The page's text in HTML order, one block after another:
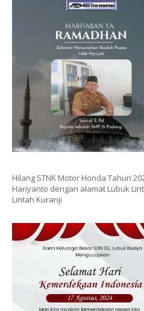
Hilang STNK Motor Honda Tahun
Hariyanto dengan alamat Lubuk
Lintah Kuranji